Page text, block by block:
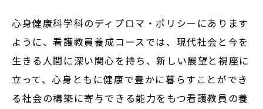
English
同窓会
心身健康科学科のディプロマ・ポリシーにあります
ように、看護教員養成コースでは、現代社会と今を
生きる人間に深い関心を持ち、新しい展望と視座に
立って、心身ともに健康で豊かに暮らすことができ
る社会の構築に寄与できる能力をもつ看護教員の養